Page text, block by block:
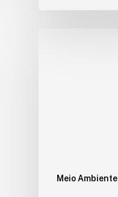
Meio Ambiente